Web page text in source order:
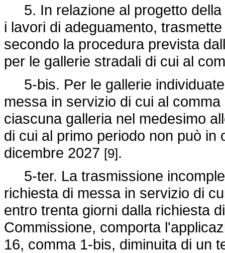
5. In relazione al progetto della
i lavori di adeguamento,
secondo la procedura prevista
per le gallerie stradali di cui al
5-bis. Per le gallerie
messa in servizio di cui al
ciascuna galleria nel medesimo
di cui al primo periodo non può
dicembre 2027 [9].
5-ter. La trasmissione
richiesta di messa in servizio di
entro trenta giorni dalla richiesta
Commissione, comporta
16, comma 1-bis, diminuita di un